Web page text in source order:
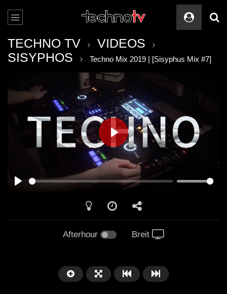
TECHNO TV
VIDEOS
SISYPHOS
Techno Mix 2019 | [Sisyphus Mix #7]
PLAY
Afterhour Breit